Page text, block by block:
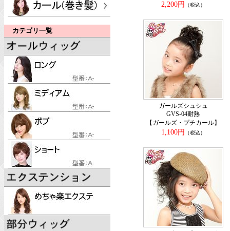
カテゴリ一覧
2,200円
（税込）
ガールズシュシュ
GVS-04耐熱
【ガールズ・プチカール】
1,100円
（税込）